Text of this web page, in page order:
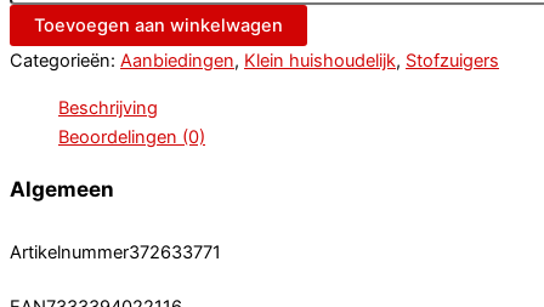
Toevoegen aan winkelwagen
Categorieën: Aanbiedingen, Klein huishoudelijk, Stofzuigers
Beschrijving
Beoordelingen (0)
Algemeen
Artikelnummer372633771